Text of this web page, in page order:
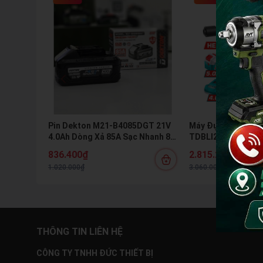
Pin Dekton M21-B4085DGT 21V
4.0Ah Dòng Xả 85A Sạc Nhanh 8A
836.400₫
1.020.000₫
Máy Đục Bê Tông
TDBLI203582 20V
Hex 16J Kèm 2
2.815.200₫
3.060.000₫
THÔNG TIN LIÊN HỆ
CÔNG TY TNHH ĐỨC THIẾT BỊ